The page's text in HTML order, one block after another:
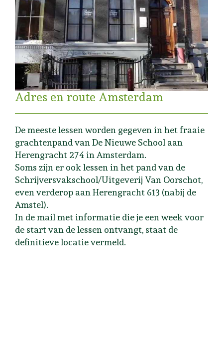
Adres en route Amsterdam
De meeste lessen worden gegeven in het fraaie
grachtenpand van De Nieuwe School aan
Herengracht 274 in Amsterdam.
Soms zijn er ook lessen in het pand van de
Schrijversvakschool/Uitgeverij Van Oorschot,
even verderop aan Herengracht 613 (nabij de
Amstel).
In de mail met informatie die je een week voor
de start van de lessen ontvangt, staat de
definitieve locatie vermeld.